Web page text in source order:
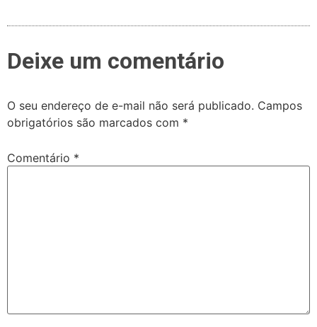
Deixe um comentário
O seu endereço de e-mail não será publicado. Campos
obrigatórios são marcados com *
Comentário *